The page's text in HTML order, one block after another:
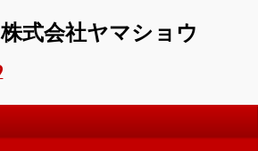
式会社ヤマショウ